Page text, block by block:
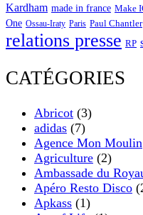
Kardham made in france Make
One Ossau-Iraty Paris Paul Chantler
relations presse RP
CATÉGORIES
Abricot (3)
adidas (7)
Agence Mon Moulin
Agriculture (2)
Ambassade du
Apéro Resto Disco
Apkass (1)